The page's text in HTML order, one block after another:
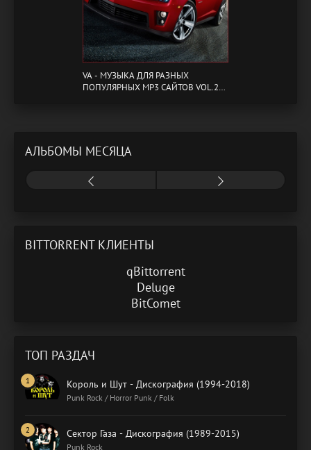
VA - МУЗЫКА ДЛЯ РАЗНЫХ
ПОПУЛЯРНЫХ MP3 САЙТОВ VOL.20
АЛЬБОМЫ МЕСЯЦА
BITTORRENT КЛИЕНТЫ
qBittorrent
Deluge
BitComet
ТОП РАЗДАЧ
Король и Шут - Дискография (1994-2018)
Punk Rock / Horror Punk / Folk
Сектор Газа - Дискография (1989-2015)
Punk Rock